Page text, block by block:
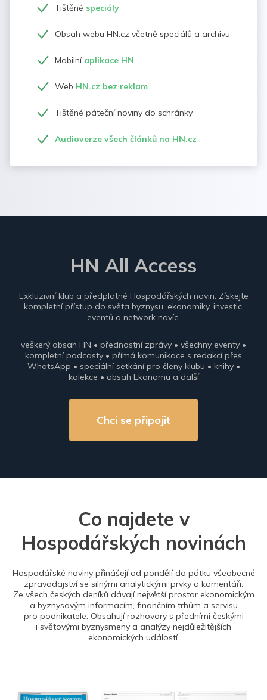
Tištěné speciály
Obsah webu HN.cz včetně speciálů a archivu
Mobilní aplikace HN
Web HN.cz bez reklam
Tištěné páteční noviny do schránky
Audioverze všech článků na HN.cz
HN All Access
Exkluzivní klub a předplatné Hospodářských novin. Získejte
kompletní přístup do světa byznysu, ekonomiky, investic,
eventů a network navíc.
veškerý obsah HN • přednostní zprávy • všechny eventy •
kompletní podcasty • přímá komunikace s redakcí přes
WhatsApp • speciální setkání pro členy klubu • knihy •
kolekce • obsah Ekonomu a další
Chci se připojit
Co najdete v
Hospodářských novinách
Hospodářské noviny přinášejí od pondělí do pátku všeobecné
zpravodajství se silnými analytickými prvky a komentáři.
Ze všech českých deníků dávají největší prostor ekonomickým
a byznysovým informacím, finančním trhům a servisu
pro podnikatele. Obsahují rozhovory s předními českými
i světovými byznysmeny a analýzy nejdůležitějších
ekonomických událostí.